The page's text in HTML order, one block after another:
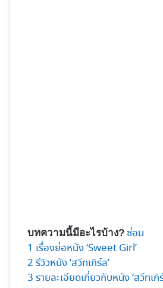
บทความนี้มีอะไรบ้าง? ซ่อน
1 เรื่องย่อหนัง ‘Sweet Girl’
2 รีวิวหนัง ‘สวีทเกิร์ล’
3 รายละเอียดเกี่ยวกับหนัง ‘สวีทเกิ